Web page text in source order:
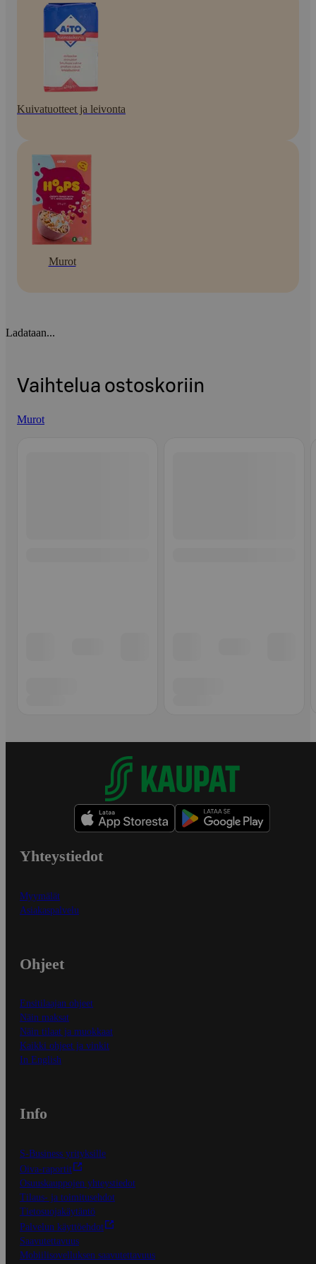
Kuivatuotteet ja leivonta
Murot
Ladataan...
Vaihtelua ostoskoriin
Murot
Yhteystiedot
Myymälät
Asiakaspalvelu
Ohjeet
Ensitilaajan ohjeet
Näin maksat
Näin tilaat ja muokkaat
Kaikki ohjeet ja vinkit
In English
Info
S-Business yrityksille
Oiva-raportit
Osuuskauppojen yhteystiedot
Tilaus- ja toimitusehdot
Tietosuojakäytäntö
Palvelun käyttöehdot
Saavutettavuus
Mobiilisovelluksen saavutettavuus